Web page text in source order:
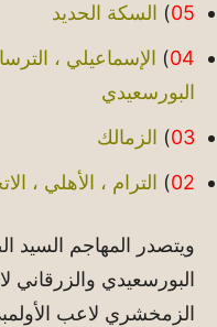
05
) السكة الحديد
04
) الإسماعيلي ،
البورسعيدي
03
) الزمالك
02
) الترام ، الأهلي ،
ويتصدر المهاجم
البورسعيدي والزرقاني
الزمخشري لاعب